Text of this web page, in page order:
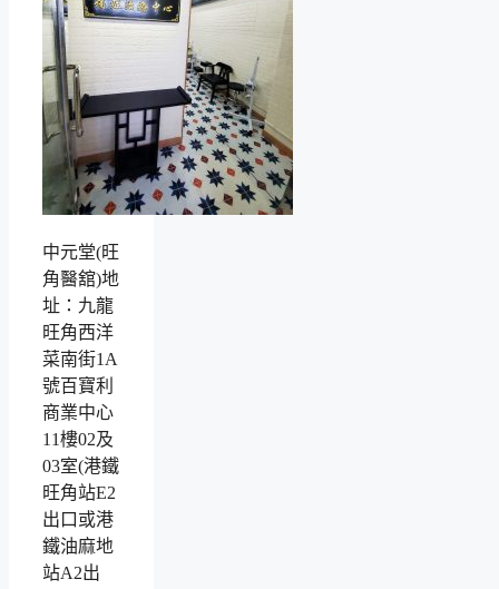
中元堂(旺
角醫舘)地
址：九龍
旺角西洋
菜南街1A
號百寶利
商業中心
11樓02及
03室(港鐵
旺角站E2
出口或港
鐵油麻地
站A2出